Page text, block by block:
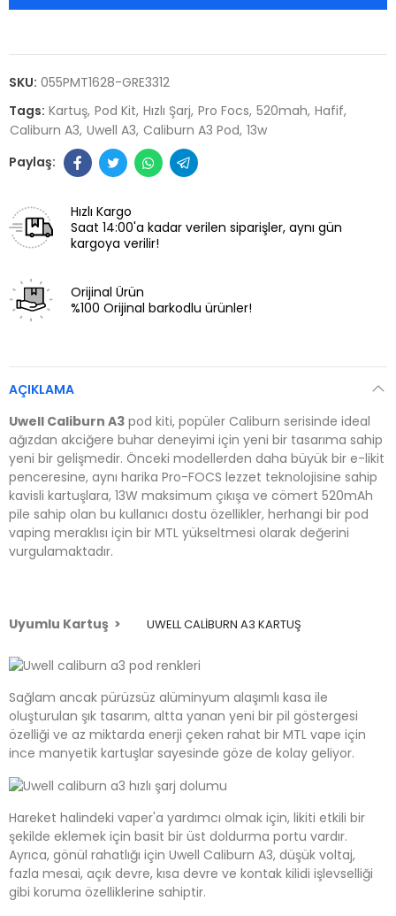
SKU: 055PMT1628-GRE3312
Tags: Kartuş Pod Kit Hızlı Şarj Pro Focs 520mah Hafif
Caliburn A3 Uwell A3 Caliburn A3 Pod 13w
Hızlı Kargo
Saat 14:00'a kadar verilen siparişler, aynı gün
kargoya verilir!
Orijinal Ürün
%100 Orijinal barkodlu ürünler!
AÇIKLAMA
Uwell Caliburn A3 pod kiti, popüler Caliburn serisinde ideal
ağızdan akciğere buhar deneyimi için yeni bir tasarıma sahip
yeni bir gelişmedir. Önceki modellerden daha büyük bir e-likit
penceresine, aynı harika Pro-FOCS lezzet teknolojisine sahip
kavisli kartuşlara, 13W maksimum çıkışa ve cömert 520mAh
pile sahip olan bu kullanıcı dostu özellikler, herhangi bir pod
vaping meraklısı için bir MTL yükseltmesi olarak değerini
vurgulamaktadır.
Uyumlu Kartuş > UWELL CALIBURN A3 KARTUŞ
Sağlam ancak pürüzsüz alüminyum alaşımlı kasa ile
oluşturulan şık tasarım, altta yanan yeni bir pil göstergesi
özelliği ve az miktarda enerji çeken rahat bir MTL vape için
ince manyetik kartuşlar sayesinde göze de kolay geliyor.
Hareket halindeki vaper'a yardımcı olmak için, likiti etkili bir
şekilde eklemek için basit bir üst doldurma portu vardır.
Ayrıca, gönül rahatlığı için Uwell Caliburn A3, düşük voltaj,
fazla mesai, açık devre, kısa devre ve kontak kilidi işlevselliği
gibi koruma özelliklerine sahiptir.